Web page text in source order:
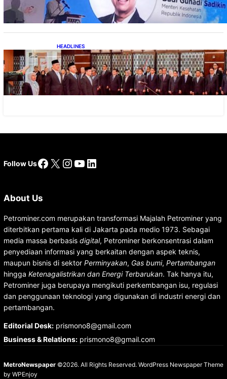
HEADLINES
Lana Saria Dilantik Sebagai Kepala Badan
Geologi
Follow UsFacebook
X Instagram
YouTube
LinkedIn
About Us
Petrominer.com merupakan transformasi Majalah Petrominer yang
diterbitkan pertama kali di Jakarta pada medio 1973. Sebagai
media massa berbasis digital, Petrominer berkonsentrasi dalam
penyediaan informasi yang berkaitan dengan aspek teknis,
maupun bisnis di sektor Perminyakan, Gas bumi, Pertambangan
hingga Ketenagalistrikan dan Energi Terbarukan. Tak hanya itu,
Petrominer juga berupaya mengikuti perkembangan isu, regulasi
dan penggunaan teknologi yang digunakan di industri energi dan
pertambangan.
Editorial Desk:prismono8@gmail.com
Business & Relations:prismono8@gmail.com
MetroNewspaper©2026. All Rights Reserved. WordPress Newspaper Theme
by WPEnjoy